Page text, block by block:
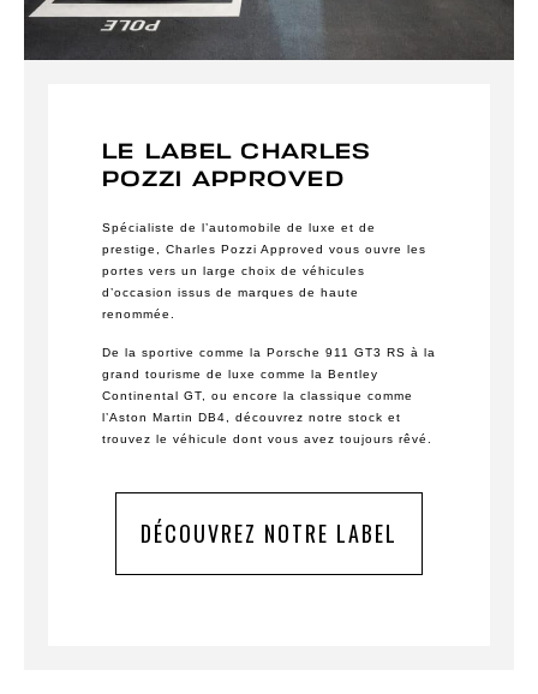
LE LABEL CHARLES
POZZI APPROVED
Spécialiste de l’automobile de luxe et de
prestige, Charles Pozzi Approved vous ouvre les
portes vers un large choix de véhicules
d’occasion issus de marques de haute
renommée.
De la sportive comme la Porsche 911 GT3 RS à la
grand tourisme de luxe comme la Bentley
Continental GT, ou encore la classique comme
l’Aston Martin DB4, découvrez notre stock et
trouvez le véhicule dont vous avez toujours rêvé.
DÉCOUVREZ NOTRE LABEL